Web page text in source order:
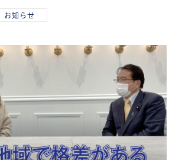
お電話でお問い合わせ
0120-150-027
10:00〜18:00 定休日 土日祝祭日
お知らせ